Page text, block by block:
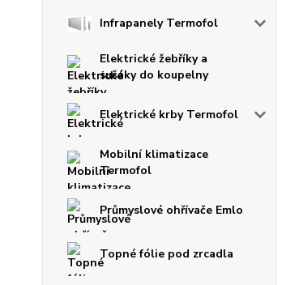
Infrapanely Termofol
Elektrické žebříky a
sušáky do koupelny
Elektrické krby Termofol
Mobilní klimatizace
Termofol
Průmyslové ohřívače Emlo
Topné fólie pod zrcadla